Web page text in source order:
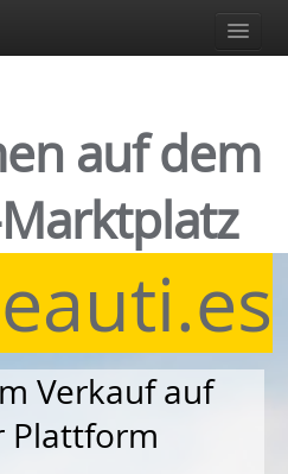
auf dem
Verkauf auf
Plattform